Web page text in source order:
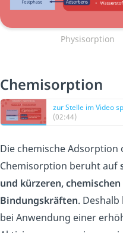
Physisorption
Chemisorption
zur Stelle im Video
(02:44)
Die chemische Adsorption
Chemisorption beruht auf
und kürzeren, chemischen
Bindungskräften.
bei Anwendung einer